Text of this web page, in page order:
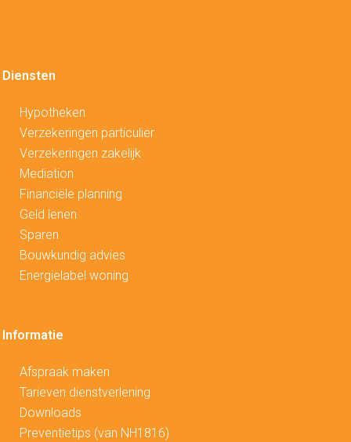
Diensten
Hypotheken
Verzekeringen particulier
Verzekeringen zakelijk
Mediation
Financiële planning
Geld lenen
Sparen
Bouwkundig advies
Energielabel woning
Informatie
Afspraak maken
Tarieven dienstverlening
Downloads
Preventietips (van NH1816)